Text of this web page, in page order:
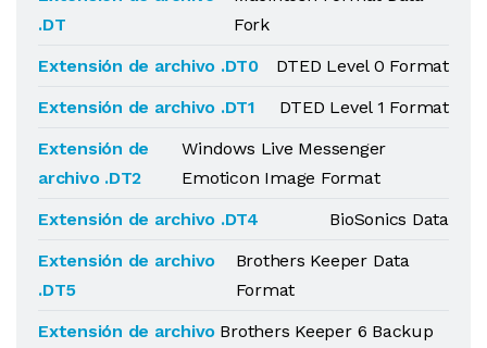
.DT
Fork
Extensión de archivo .DT0
DTED Level 0 Format
Extensión de archivo .DT1
DTED Level 1 Format
Extensión de
archivo .DT2
Windows Live Messenger
Emoticon Image Format
Extensión de archivo .DT4
BioSonics Data
Extensión de archivo
.DT5
Brothers Keeper Data
Format
Extensión de archivo Brothers Keeper 6 Backup